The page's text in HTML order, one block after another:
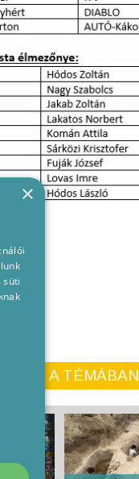
A TÉMÁBAN
×
süti